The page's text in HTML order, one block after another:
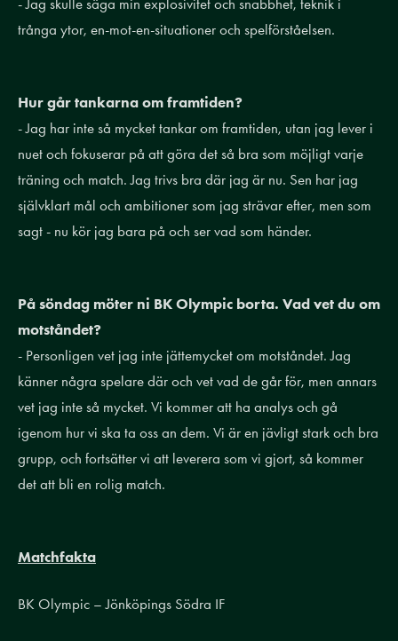
- Jag skulle säga min explosivitet och snabbhet, teknik i
trånga ytor, en-mot-en-situationer och spelförståelsen.
Hur går tankarna om framtiden?
- Jag har inte så mycket tankar om framtiden, utan jag lever i
nuet och fokuserar på att göra det så bra som möjligt varje
träning och match. Jag trivs bra där jag är nu. Sen har jag
självklart mål och ambitioner som jag strävar efter, men som
sagt - nu kör jag bara på och ser vad som händer.
På söndag möter ni BK Olympic borta. Vad vet du om
motståndet?
- Personligen vet jag inte jättemycket om motståndet. Jag
känner några spelare där och vet vad de går för, men annars
vet jag inte så mycket. Vi kommer att ha analys och gå
igenom hur vi ska ta oss an dem. Vi är en jävligt stark och bra
grupp, och fortsätter vi att leverera som vi gjort, så kommer
det att bli en rolig match.
Matchfakta
BK Olympic – Jönköpings Södra IF